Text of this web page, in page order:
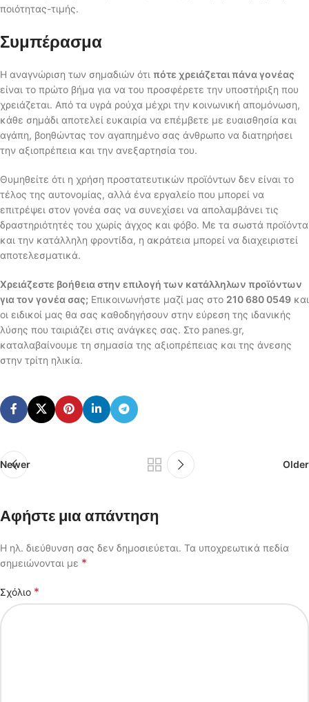
ποιότητας-τιμής.
Συμπέρασμα
Η αναγνώριση των σημαδιών ότι πότε χρειάζεται πάνα γονέας
είναι το πρώτο βήμα για να του προσφέρετε την υποστήριξη που
χρειάζεται. Από τα υγρά ρούχα μέχρι την κοινωνική απομόνωση,
κάθε σημάδι αποτελεί ευκαιρία να επέμβετε με ευαισθησία και
αγάπη, βοηθώντας τον αγαπημένο σας άνθρωπο να διατηρήσει
την αξιοπρέπεια και την ανεξαρτησία του.
Θυμηθείτε ότι η χρήση προστατευτικών προϊόντων δεν είναι το
τέλος της αυτονομίας, αλλά ένα εργαλείο που μπορεί να
επιτρέψει στον γονέα σας να συνεχίσει να απολαμβάνει τις
δραστηριότητές του χωρίς άγχος και φόβο. Με τα σωστά προϊόντα
και την κατάλληλη φροντίδα, η ακράτεια μπορεί να διαχειριστεί
αποτελεσματικά.
Χρειάζεστε βοήθεια στην επιλογή των κατάλληλων προϊόντων
για τον γονέα σας; Επικοινωνήστε μαζί μας στο 210 680 0549 και
οι ειδικοί μας θα σας καθοδηγήσουν στην εύρεση της ιδανικής
λύσης που ταιριάζει στις ανάγκες σας. Στο panes.gr,
καταλαβαίνουμε τη σημασία της αξιοπρέπειας και της άνεσης
στην τρίτη ηλικία.
Newer Older
Αφήστε μια απάντηση
Η ηλ. διεύθυνση σας δεν δημοσιεύεται. Τα υποχρεωτικά πεδία
σημειώνονται με *
Σχόλιο *